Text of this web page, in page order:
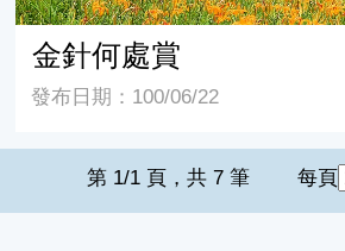
金針何處賞
發布日期：100/06/22
第 1/1 頁，共 7 筆 每頁